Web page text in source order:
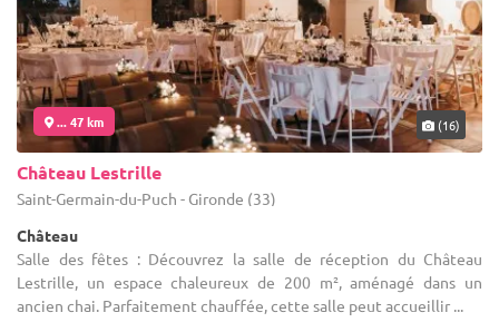
... 47 km (16)
Château Lestrille
Saint-Germain-du-Puch - Gironde (33)
Château
Salle des fêtes : Découvrez la salle de réception du Château
Lestrille, un espace chaleureux de 200 m², aménagé dans un
ancien chai. Parfaitement chauffée, cette salle peut accueillir ...